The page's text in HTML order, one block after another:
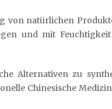
von natürlichen
und mit
Alternativen zu
Chinesische